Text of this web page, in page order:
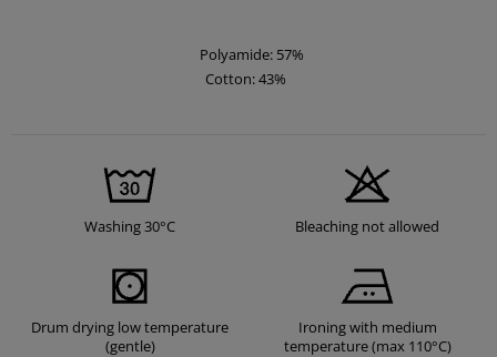
Polyamide: 57%
Cotton: 43%
Washing 30°C Bleaching not allowed
Drum drying low temperature
(gentle)
Ironing with medium
temperature (max 110°C)